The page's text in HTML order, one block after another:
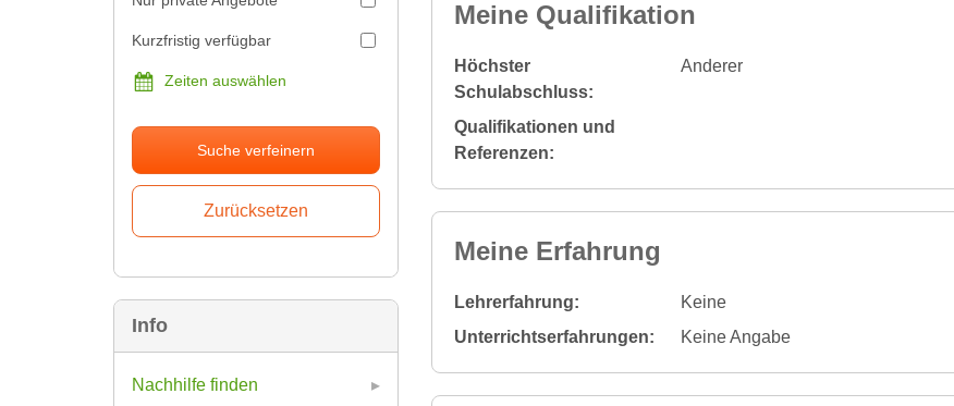
Kurzfristig verfügbar
Zeiten auswählen
Suche verfeinern
Info
Nachhilfe finden
Meine Qualifikation
Höchster
Schulabschluss:
Anderer
Qualifikationen und
Referenzen:
Meine Erfahrung
Lehrerfahrung:
Keine
Unterrichtserfahrungen:
Keine Angabe